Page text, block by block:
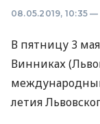
08.05.2019, 10:35 —
В пятницу 3
Винниках
летия